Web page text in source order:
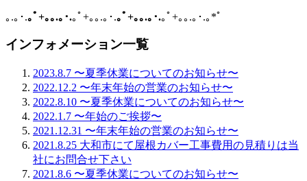
｡ .｡･ .｡ﾟ+｡｡.｡･.｡ﾟ+｡｡ .｡･ .｡ﾟ+｡｡.｡･.｡ﾟ+｡｡ .｡･ .｡ *ﾟ
インフォメーション一覧
2023.8.7 〜夏季休業についてのお知らせ〜
2022.12.2 〜年末年始の営業のお知らせ〜
2022.8.10 〜夏季休業についてのお知らせ〜
2022.1.7 〜年始のご挨拶〜
2021.12.31 〜年末年始の営業のお知らせ〜
2021.8.25 大和市にて屋根カバー工事費用の見積りは当
社にお問合せ下さい
2021.8.6 〜夏季休業についてのお知らせ〜